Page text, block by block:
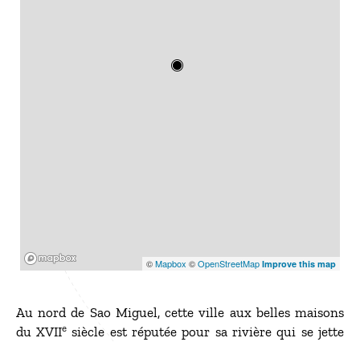
©Mapbox ©OpenStreetMap Improve this map
Au nord de Sao Miguel, cette ville aux belles maisons
du XVIIe siècle est réputée pour sa rivière qui se jette